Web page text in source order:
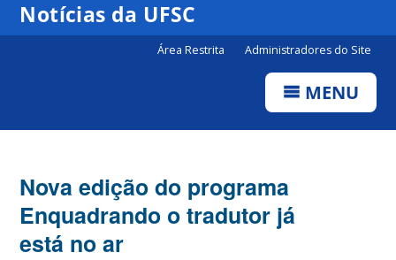
Notícias da UFSC
Área Restrita Administradores do Site
MENU
Nova edição do programa
Enquadrando o tradutor já
está no ar